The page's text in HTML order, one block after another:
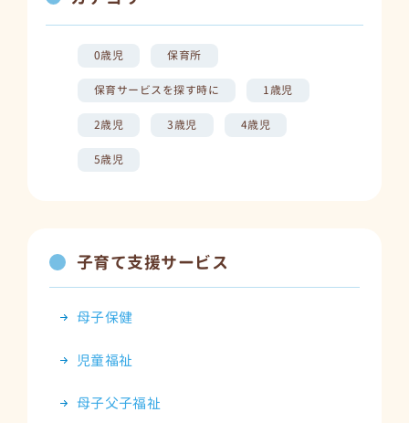
0歳児 保育所
保育サービスを探す時に 1歳児
2歳児 3歳児 4歳児
5歳児
子育て支援サービス
母子保健
児童福祉
母子父子福祉